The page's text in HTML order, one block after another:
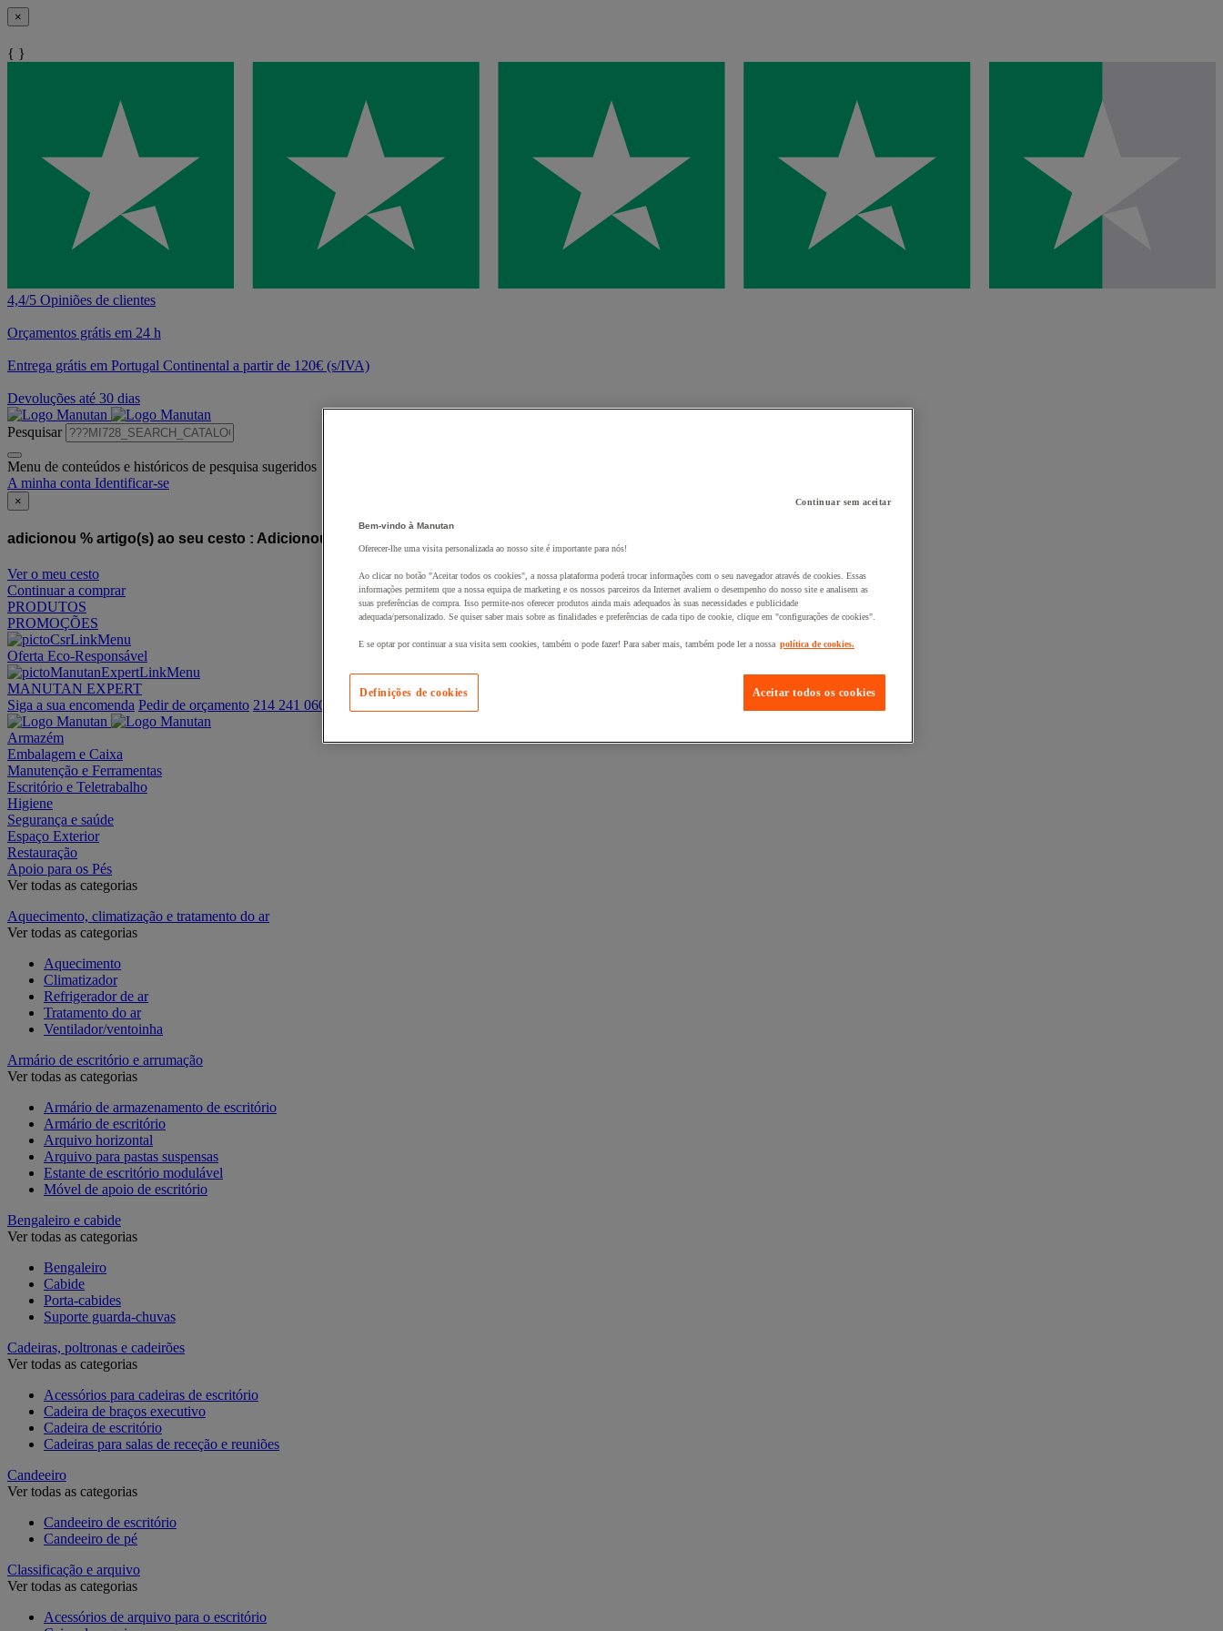
×
{ }
4,4/5 Opiniões de clientes
Orçamentos grátis em 24 h
Entrega grátis em Portugal Continental a partir de 120€ (s/IVA)
Devoluções até 30 dias
Pesquisar
Menu de conteúdos e históricos de pesquisa sugeridos
A minha conta Identificar-se
×
adicionou % artigo(s) ao seu cesto : Adicionou este artigo ao seu cesto :
Ver o meu cesto
Continuar a comprar
PRODUTOS
PROMOÇÕES
Oferta Eco-Responsável
MANUTAN EXPERT
Siga a sua encomenda Pedir de orçamento 214 241 060
Armazém
Embalagem e Caixa
Manutenção e Ferramentas
Escritório e Teletrabalho
Higiene
Segurança e saúde
Espaço Exterior
Restauração
Apoio para os Pés
Ver todas as categorias
Aquecimento, climatização e tratamento do ar
Ver todas as categorias
Aquecimento
Climatizador
Refrigerador de ar
Tratamento do ar
Ventilador/ventoinha
Armário de escritório e arrumação
Ver todas as categorias
Armário de armazenamento de escritório
Armário de escritório
Arquivo horizontal
Arquivo para pastas suspensas
Estante de escritório modulável
Móvel de apoio de escritório
Bengaleiro e cabide
Ver todas as categorias
Bengaleiro
Cabide
Porta-cabides
Suporte guarda-chuvas
Cadeiras, poltronas e cadeirões
Ver todas as categorias
Acessórios para cadeiras de escritório
Cadeira de braços executivo
Cadeira de escritório
Cadeiras para salas de receção e reuniões
Candeeiro
Ver todas as categorias
Candeeiro de escritório
Candeeiro de pé
Classificação e arquivo
Ver todas as categorias
Acessórios de arquivo para o escritório
Continuar sem aceitar
Bem-vindo à Manutan
Oferecer-lhe uma visita personalizada ao nosso site é importante para nós!
Ao clicar no botão "Aceitar todos os cookies", a nossa plataforma poderá trocar informações com o seu navegador através de cookies. Essas
informações permitem que a nossa equipa de marketing e os nossos parceiros da Internet avaliem o desempenho do nosso site e analisem as
suas preferências de compra. Isso permite-nos oferecer produtos ainda mais adequados às suas necessidades e publicidade
adequada/personalizado. Se quiser saber mais sobre as finalidades e preferências de cada tipo de cookie, clique em "configurações de cookies".
E se optar por continuar a sua visita sem cookies, também o pode fazer! Para saber mais, também pode ler a nossa política de cookies.
Aceitar todos os cookies
Definições de cookies